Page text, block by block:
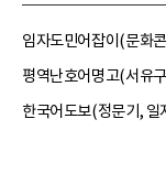
임자도민어잡이(문화
평역난호어명고(서유
한국어도보(정문기, 일